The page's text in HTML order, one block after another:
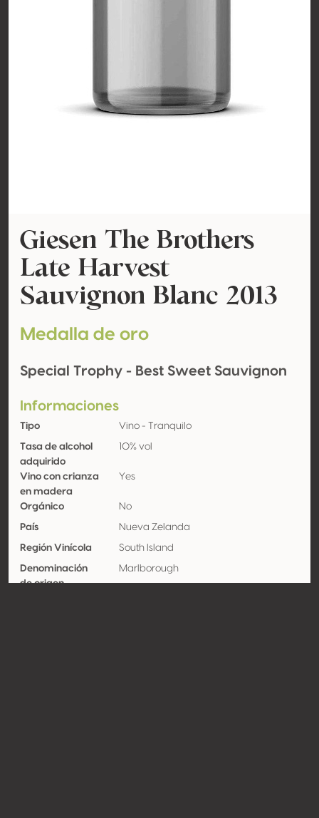
Giesen The Brothers
Late Harvest
Sauvignon Blanc 2013
Medalla de oro
Special Trophy - Best Sweet Sauvignon
Informaciones
Tipo Vino - Tranquilo
Tasa de alcohol
adquirido
10% vol
Vino con crianza
en madera
Yes
Orgánico No
País Nueva Zelanda
Región Vinícola South Island
Denominación
de origen
Marlborough